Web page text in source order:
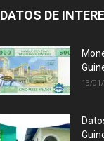
DATOS DE
13/